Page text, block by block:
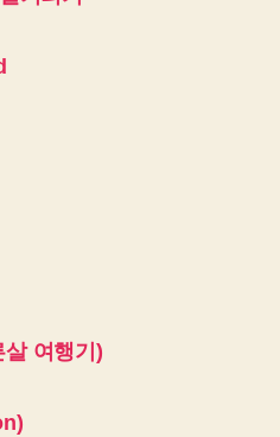
여행기)